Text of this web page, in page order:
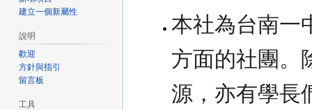
本社為台南一
方面的社團。
源，亦有學長
建立一個新屬性
說明
歡迎
方針與指引
留言板
工具